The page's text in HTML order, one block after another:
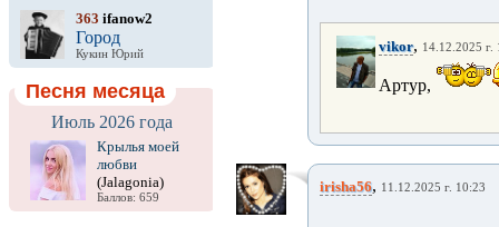
363 ifanow2
Город
Кукин Юрий
Песня месяца
Июль 2026 года
Крылья моей
любви
(Jalagonia)
Баллов: 659
vikor, 14.12.2025 г.
Артур,
irisha56, 11.12.2025 г. 10:23